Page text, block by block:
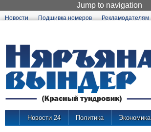
Jump to navigation
Новости Подшивка номеров Рекламодателям
Новости 24 Политика Экономика